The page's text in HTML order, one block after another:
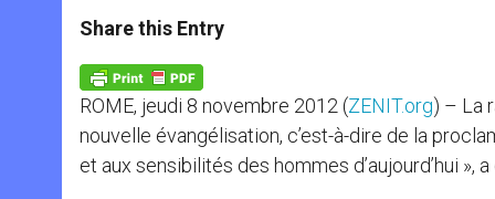
t
s
p
p
s
e
g
e
r
e
b
k
Share this Entry
ROME, jeudi 8 novembre 2012 (ZENIT.org) – La
nouvelle évangélisation, c’est-à-dire de la
et aux sensibilités des hommes d’aujourd’hui »,